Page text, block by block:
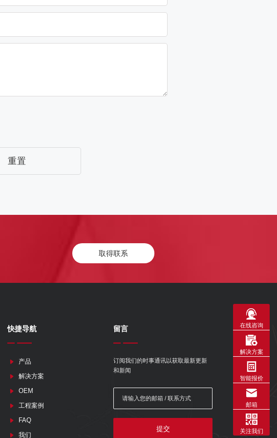
重置
取得联系
留言
订阅我们的时事通讯以获取最新更新
和新闻
提交
快捷导航
产品
解决方案
OEM
工程案例
FAQ
我们
在线咨询
解决方案
智能报价
邮箱
关注我们